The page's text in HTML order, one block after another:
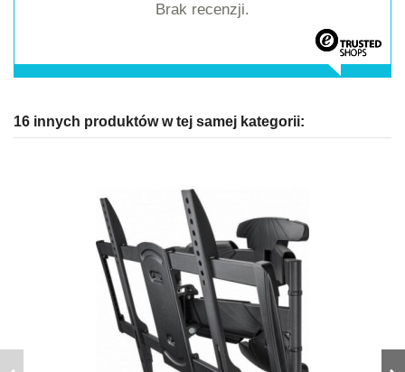
Brak recenzji.
16 innych produktów w tej samej kategorii: